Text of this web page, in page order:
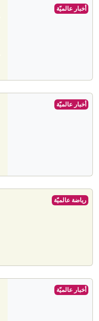
أخبار عالميّة
أخبار عالميّة
رياضة عالميّة
أخبار عالميّة